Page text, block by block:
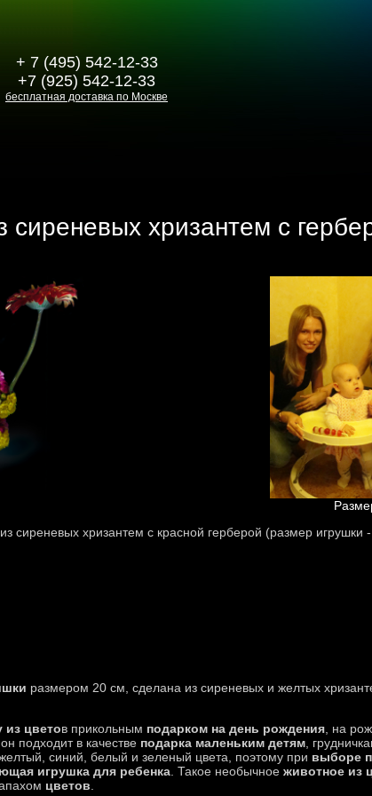
+ 7 (495) 542-12-33
+7 (925) 542-12-33
бесплатная доставка по Москве
хризантем с
из сиреневых хризантем с красной герберой (размер игрушки
размером 20 см, сделана из сиреневых и желтых
из цветов прикольным подарком на день рождения , на
подходит в качестве подарка маленьким детям ,
синий, белый и зеленый цвета, поэтому при выборе
игрушка для ребенка . Такое необычное животное из
цветов